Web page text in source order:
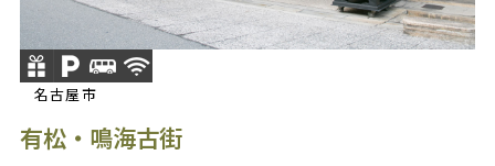
名古屋市
有松・鳴海古街